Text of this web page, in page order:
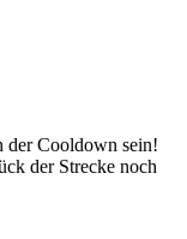
der Cooldown sein!
der Strecke noch